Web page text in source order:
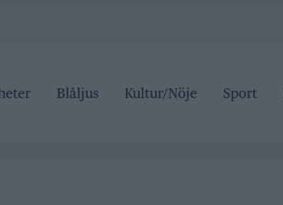
Blåljus Kultur/Nöje Sport